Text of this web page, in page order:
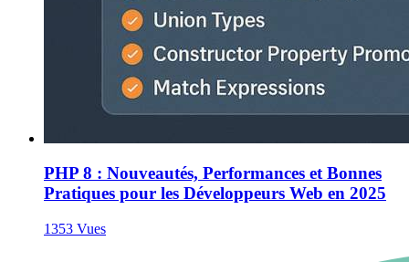
PHP 8 : Nouveautés, Performances et Bonnes
Pratiques pour les Développeurs Web en 2025
1353 Vues